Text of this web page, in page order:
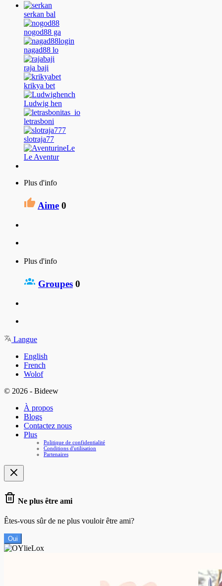
serkan bal
nogod88 ga
nagad88 lo
raja baji
krikya bet
Ludwig hen
letrasboni
slotraja77
Le Aventur
Plus d'info
Aime 0
Plus d'info
Groupes 0
Langue
English
French
Wolof
© 2026 - Bideew
À propos
Blogs
Contactez nous
Plus
Politique de confidentialité
Conditions d'utilisation
Partenaires
Ne plus être ami
Êtes-vous sûr de ne plus vouloir être ami?
Oui